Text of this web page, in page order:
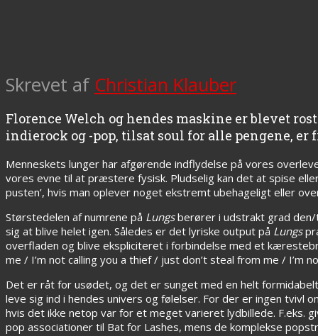
Skrevet af Christian Klauber
Florence Welch og hendes maskine er blevet
indierock og -pop, tilsat soul for alle pengene, er
Menneskets lunger har afgørende indflydelse på vores
vores evne til at præstere fysisk. Pludselig kan det at spise
pusten’, hvis man oplever noget ekstremt ubehageligt eller
Størstedelen af numrene på Lungsberører i udstrakt grad den/
sig at blive helet igen. Således er det lyriske output på Lungs
overfladen og blive ekspliciteret i forbindelse med et
me / I’m not calling you a thief / just don’t steal from me / I’m
Det er råt for usødet, og det er sunget med en helt
leve sig ind i hendes univers og følelser. For der er ingen
hvis det ikke netop var for et meget varieret lydbillede. F.eks.
pop associationer til Bat for Lashes, mens de komplekse